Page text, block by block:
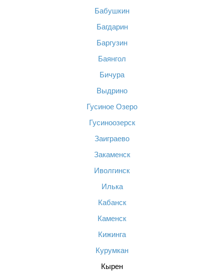
Бабушкин
Багдарин
Баргузин
Баянгол
Бичура
Выдрино
Гусиное Озеро
Гусиноозерск
Заиграево
Закаменск
Иволгинск
Илька
Кабанск
Каменск
Кижинга
Курумкан
Кырен